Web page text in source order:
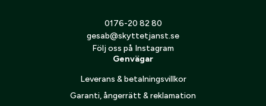
Jag godkänner att mina personuppgifter behandlas enligt
0176-20 82 80
gesab@skyttetjanst.se
Följ oss på Instagram
Genvägar
Leverans & betalningsvillkor
Garanti, ångerrätt & reklamation